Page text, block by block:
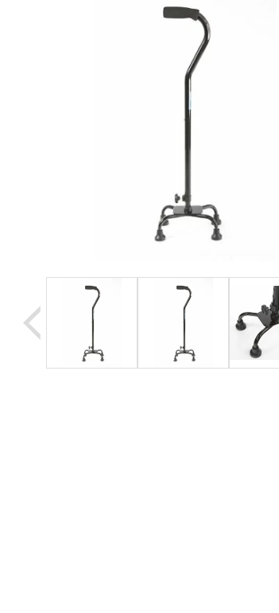
Домашняя медтехника
Товары для врачей и мед.учреждений